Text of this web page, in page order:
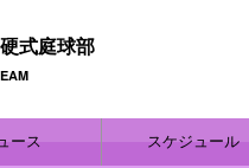
式庭球部
ース スケジュール